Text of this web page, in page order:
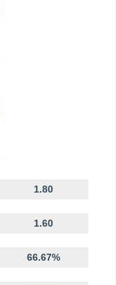
1.80
1.60
66.67%